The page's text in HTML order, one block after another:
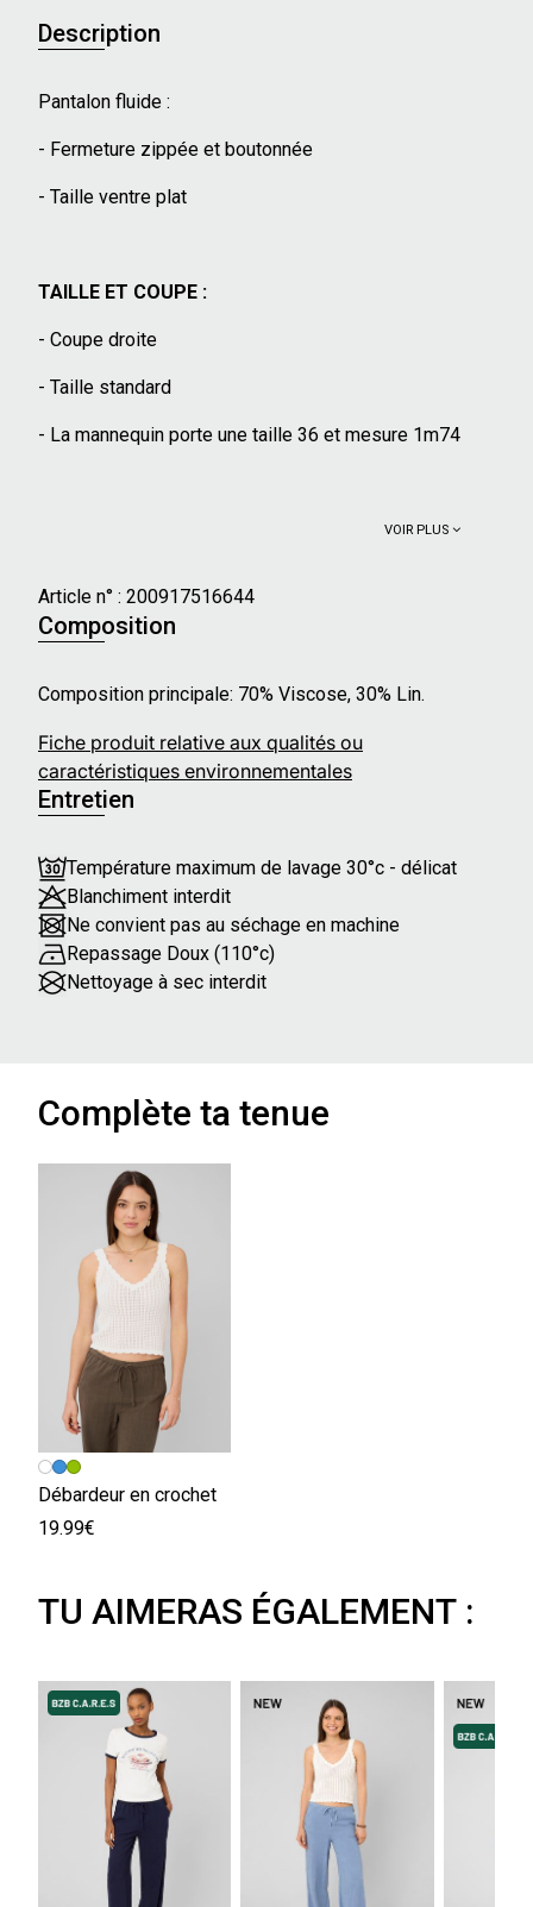
Description
Pantalon fluide :
- Fermeture zippée et boutonnée
- Taille ventre plat
TAILLE ET COUPE :
- Coupe droite
- Taille standard
- La mannequin porte une taille 36 et mesure 1m74
VOIR PLUS
Article n° : 200917516644
Composition
Composition principale: 70% Viscose, 30% Lin.
Fiche produit relative aux qualités ou
caractéristiques environnementales
Entretien
Température maximum de lavage 30°c - délicat
Blanchiment interdit
Ne convient pas au séchage en machine
Repassage Doux (110°c)
Nettoyage à sec interdit
Complète ta tenue
Débardeur en crochet
19.99€
TU AIMERAS ÉGALEMENT :